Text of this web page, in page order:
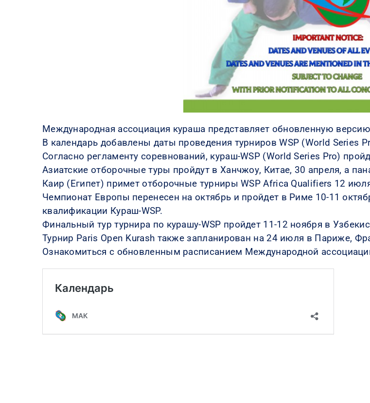
Международная ассоциация кураша представляет обновленную
В календарь добавлены даты проведения турниров WSP (World Series
Согласно регламенту соревнований, кураш-WSP (World Series Pro)
Азиатские отборочные туры пройдут в Ханчжоу, Китае, 30 апреля, а
Каир (Египет) примет отборочные турниры WSP Africa Qualifiers 12
Чемпионат Европы перенесен на октябрь и пройдет в Риме 10-11
квалификации Кураш-WSP.
Финальный тур турнира по курашу-WSP пройдет 11-12 ноября в
Турнир Paris Open Kurash также запланирован на 24 июля в Париже,
Ознакомиться с обновленным расписанием Международной